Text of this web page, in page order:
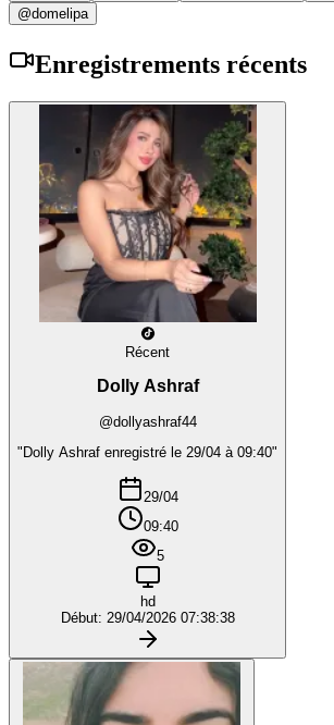
@domelipa
Enregistrements récents
Récent
Dolly Ashraf
@dollyashraf44
"Dolly Ashraf enregistré le 29/04 à 09:40"
29/04
09:40
5
hd
Début: 29/04/2026 07:38:38